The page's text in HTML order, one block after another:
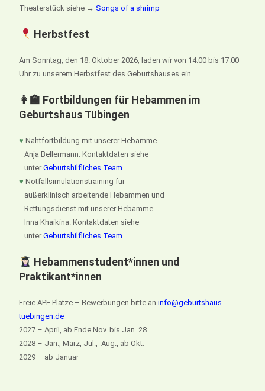
Theaterstück siehe →Songs of a shrimp
Herbstfest
Am Sonntag, den 18. Oktober 2026, laden wir von 14.00 bis 17.00
Uhr zu unserem Herbstfest des Geburtshauses ein.
👩‍🏫 Fortbildungen für Hebammen im
Geburtshaus Tübingen
♥ Nahtfortbildung mit unserer Hebamme
Anja Bellermann. Kontaktdaten siehe
unterGeburtshilfliches Team
♥ Notfallsimulationstraining für
außerklinisch arbeitende Hebammen und
Rettungsdienst mit unserer Hebamme
Inna Khaikina. Kontaktdaten siehe
unterGeburtshilfliches Team
Hebammenstudent*innen und
Praktikant*innen
Freie APE Plätze – Bewerbungen bitte aninfo@geburtshaus-
tuebingen.de
2027 – April, ab Ende Nov. bis Jan. 28
2028 – Jan., März, Jul., Aug., ab Okt.
2029 – ab Januar